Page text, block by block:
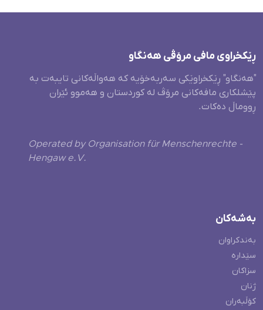
ڕێکخراوی مافی مرۆڤی هەنگاو
"هەنگاو" ڕێکخراوێکی سەربەخۆیە کە هەواڵەکانی تایبەت بە
پێشلکاری مافەکانی مرۆڤ لە کوردستان و هەموو ئێران
ڕووماڵ دەکات.
Operated by Organisation für Menschenrechte -
Hengaw e.V.
بەشەکان
بەندکراوان
سێدارە
سزاکان
ژنان
کۆڵبەران